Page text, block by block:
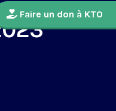
Faire un don à KTO